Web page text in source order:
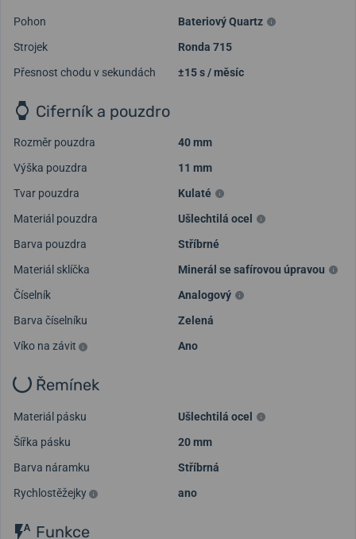
Pohon
Bateriový Quartz
Strojek
Ronda 715
Přesnost chodu v sekundách
±15 s / měsíc
Ciferník a pouzdro
Rozměr pouzdra
40 mm
Výška pouzdra
11 mm
Tvar pouzdra
Kulaté
Materiál pouzdra
Ušlechtilá ocel
Barva pouzdra
Stříbrné
Materiál sklíčka
Minerál se safírovou úpravou
Číselník
Analogový
Barva číselníku
Zelená
Víko na závit
Ano
Řemínek
Materiál pásku
Ušlechtilá ocel
Šířka pásku
20 mm
Barva náramku
Stříbrná
Rychlostěžejky
ano
Funkce